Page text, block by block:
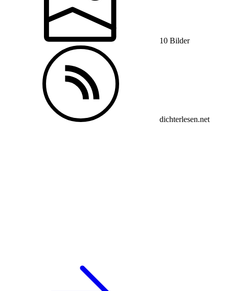
10 Bilder
dichterlesen.net